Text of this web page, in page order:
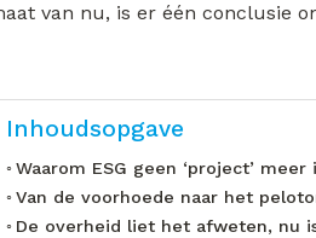
van nu, is er één conclusie
Inhoudsopgave
Waarom ESG geen ‘project’
Van de voorhoede naar het
De overheid liet het afweten, nu